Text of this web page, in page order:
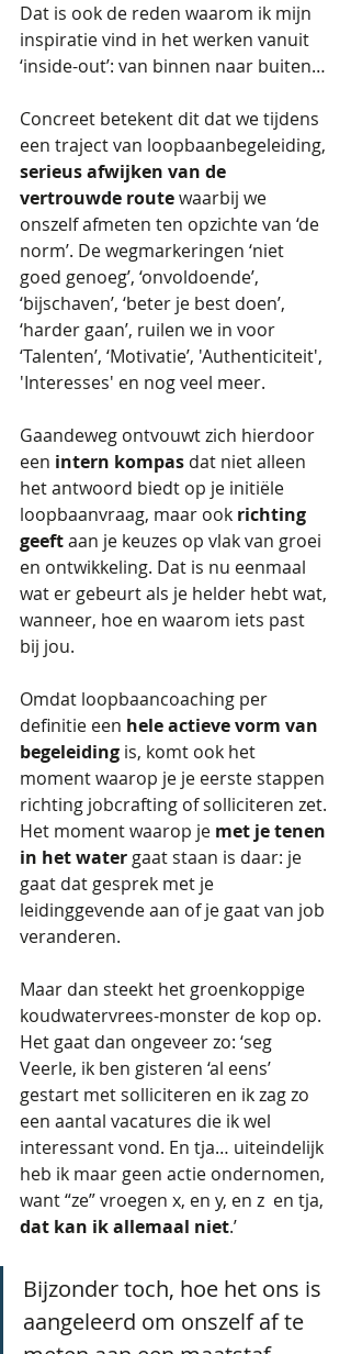
Dat is ook de reden waarom ik mijn
inspiratie vind in het werken vanuit
‘inside-out’: van binnen naar buiten…
Concreet betekent dit dat we tijdens
een traject van loopbaanbegeleiding,
serieus afwijken van de
vertrouwde route waarbij we
onszelf afmeten ten opzichte van ‘de
norm’. De wegmarkeringen ‘niet
goed genoeg’, ‘onvoldoende’,
‘bijschaven’, ‘beter je best doen’,
‘harder gaan’, ruilen we in voor
‘Talenten’, ‘Motivatie’, 'Authenticiteit',
'Interesses' en nog veel meer.
Gaandeweg ontvouwt zich hierdoor
een intern kompas dat niet alleen
het antwoord biedt op je initiële
loopbaanvraag, maar ook richting
geeft aan je keuzes op vlak van groei
en ontwikkeling. Dat is nu eenmaal
wat er gebeurt als je helder hebt wat,
wanneer, hoe en waarom iets past
bij jou.
Omdat loopbaancoaching per
definitie een hele actieve vorm van
begeleiding is, komt ook het
moment waarop je je eerste stappen
richting jobcrafting of solliciteren zet.
Het moment waarop je met je tenen
in het water gaat staan is daar: je
gaat dat gesprek met je
leidinggevende aan of je gaat van job
veranderen.
Maar dan steekt het groenkoppige
koudwatervrees-monster de kop op.
Het gaat dan ongeveer zo: ‘seg
Veerle, ik ben gisteren ‘al eens’
gestart met solliciteren en ik zag zo
een aantal vacatures die ik wel
interessant vond. En tja… uiteindelijk
heb ik maar geen actie ondernomen,
want “ze” vroegen x, en y, en z  en tja,
dat kan ik allemaal niet.’
Bijzonder toch, hoe het ons is
aangeleerd om onszelf af te